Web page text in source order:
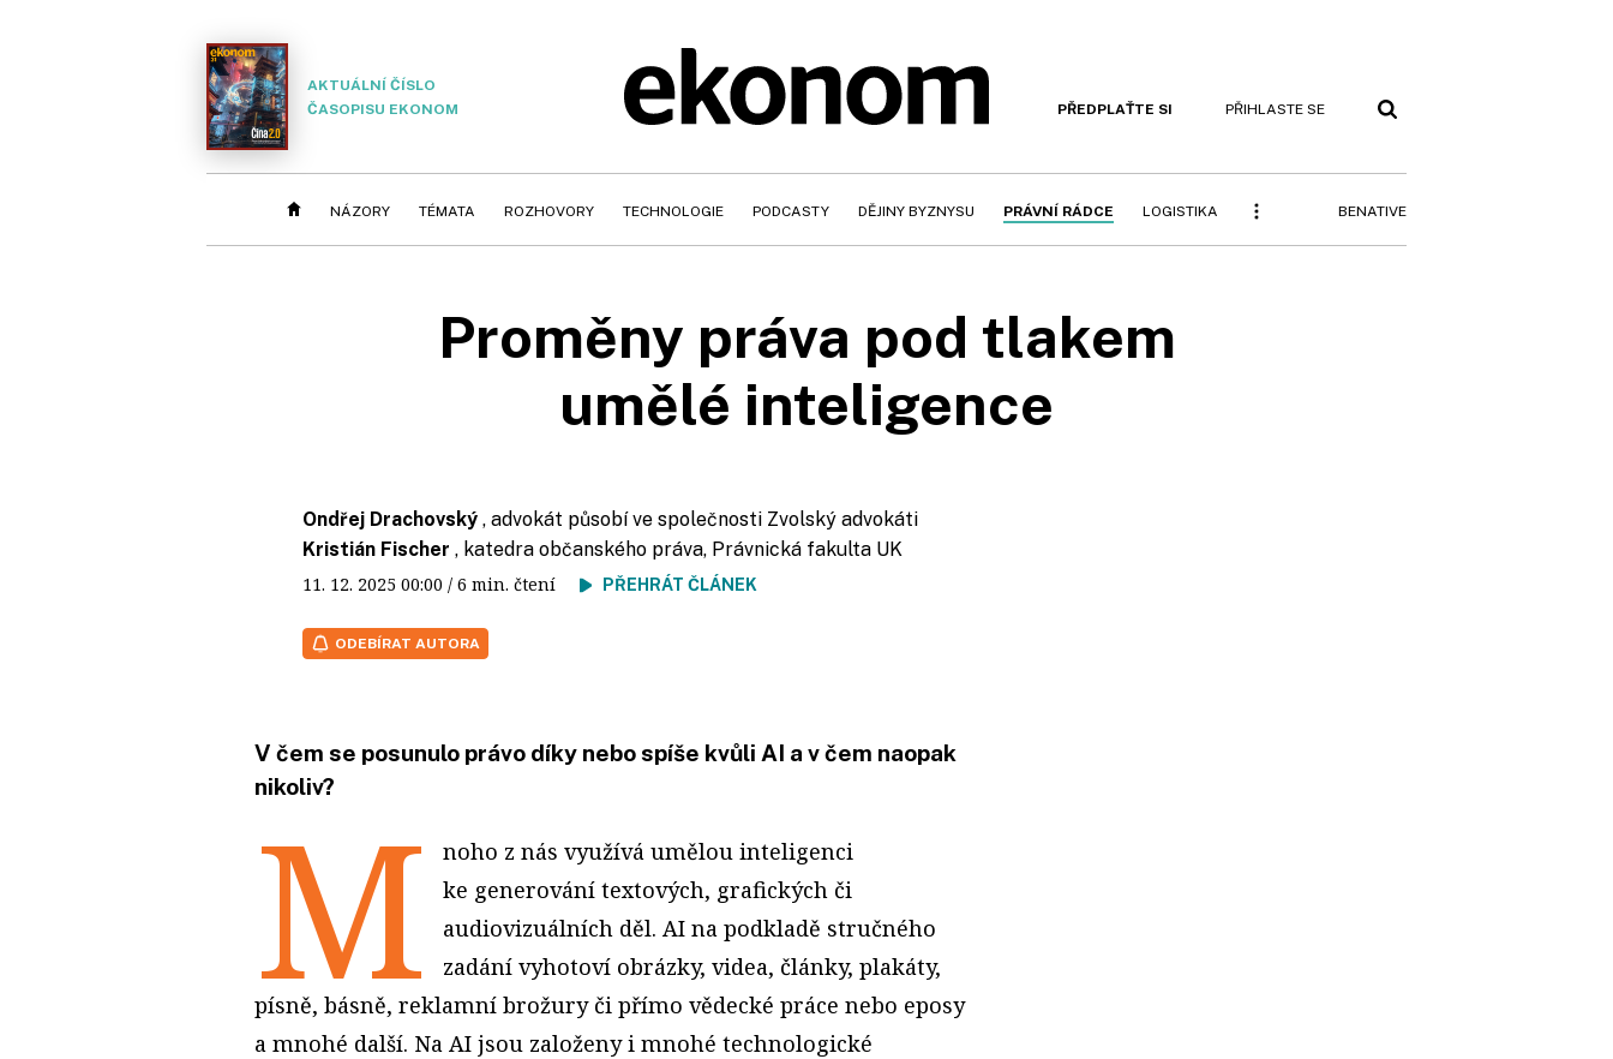
AKTUÁLNÍ ČÍSLO
ČASOPISU EKONOM
PŘEDPLAŤTE SI PŘIHLASTE SE
NÁZORY TÉMATA ROZHOVORY TECHNOLOGIE PODCASTY DĚJINY BYZNYSU PRÁVNÍ RÁDCE LOGISTIKA BENATIVE
Proměny práva pod tlakem
umělé inteligence
Ondřej Drachovský , advokát působí ve společnosti Zvolský advokáti
Kristián Fischer , katedra občanského práva, Právnická fakulta UK
11. 12. 2025 00:00 / 6 min. čtení PŘEHRÁT ČLÁNEK
ODEBÍRAT AUTORA
V čem se posunulo právo díky nebo spíše kvůli AI a v čem naopak
nikoliv?
M
noho z nás využívá umělou inteligenci
ke generování textových, grafických či
audiovizuálních děl. AI na podkladě stručného
zadání vyhotoví obrázky, videa, články, plakáty,
písně, básně, reklamní brožury či přímo vědecké práce nebo eposy
a mnohé další. Na AI jsou založeny i mnohé technologické